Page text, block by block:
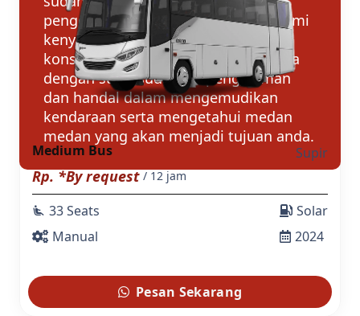
Medium Bus Supir
Rp. *By request / 12 jam
airline_seat_recline_extra 33 Seats
Manual
Solar
2024
Pesan Sekarang
pengguna mobil di tanah air. Dan demi
kenyamanan berkendara untuk
konsumen, kami juga melengkapinya
dengan supir sudah berpengalaman
dan handal dalam mengemudikan
kendaraan serta mengetahui medan
medan yang akan menjadi tujuan anda.